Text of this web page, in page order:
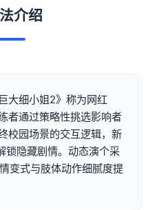
介绍
大细小姐2》称为网红
者通过策略性挑选影响者
校园场景的交互逻辑，新
锁隐藏剧情。动态演个采
变式与肢体动作细腻度提